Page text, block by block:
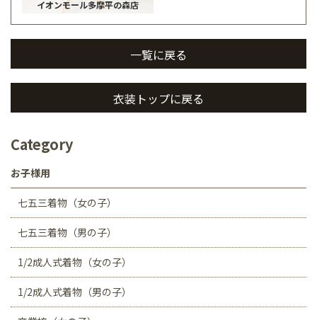
イオンモール多摩平の森店
一覧に戻る
衣装トップに戻る
Category
お子様用
七五三着物（女の子）
七五三着物（男の子）
1/2成人式着物（女の子）
1/2成人式着物（男の子）